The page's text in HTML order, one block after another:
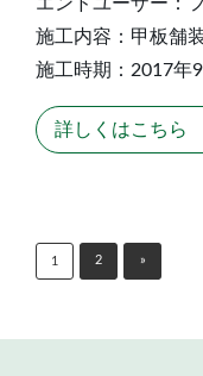
施工内容：甲板舗
施工時期：2017年
詳しくはこちら
1 2 »